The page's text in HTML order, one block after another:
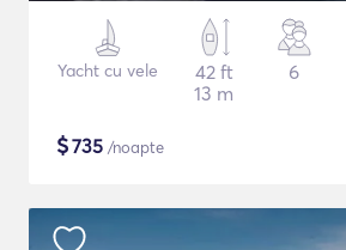
Yacht cu vele
42 ft
13 m
6
$735 /noapte